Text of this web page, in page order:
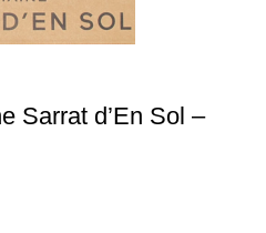
Sarrat d’En Sol –